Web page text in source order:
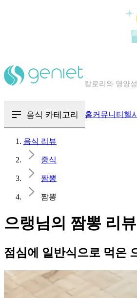
혈당 · 다이어
음식 카테고리 홈커뮤니티 헬
음식 리뷰
중식
짬뽕
짬뽕
으랭님의 짬뽕 리뷰
점심에 일반식으로 먹은